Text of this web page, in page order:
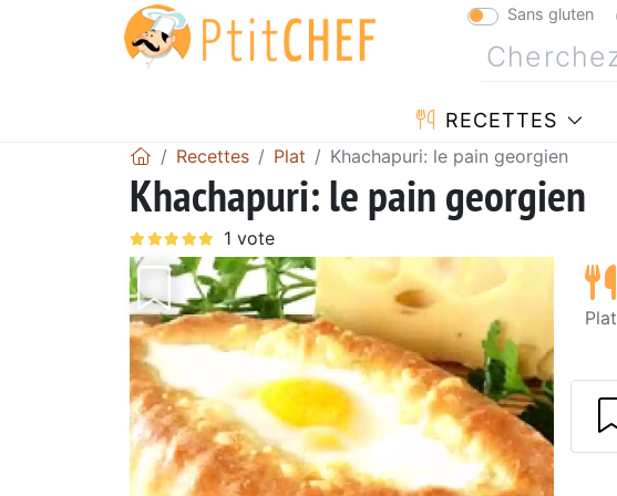
Sans gluten
RECETTES
Recettes Plat Khachapuri: le pain georgien
Khachapuri: le pain georgien
Plat